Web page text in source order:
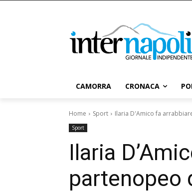
CAMORRA CRONACA
Home Sport Ilaria D'Amico fa
Sport
Ilaria
partenopeo